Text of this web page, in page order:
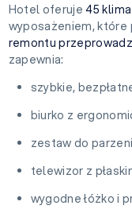
Hotel oferuje45
wyposażeniem, które
remontu
zapewnia:
szybkie,
biurko z
zestaw do
telewizor z
wygodne łóżko i